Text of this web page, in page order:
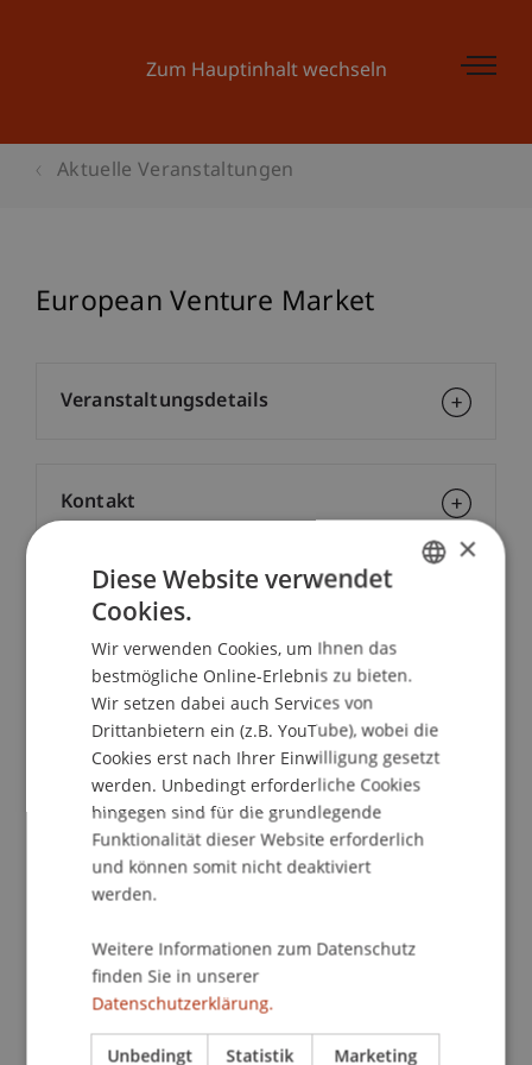
Zum Hauptinhalt wechseln
Aktuelle Veranstaltungen
European Venture Market
School/Professur:
An-Institut KMU Zentrum
Der European Venture Market (EVM) ist eine
Plattform, auf der sich Investoren und Kapital
suchende Unternehmen treffen und
kennenlernen können. Innovative Unternehmer
präsentieren sich und ihre Vorhaben vor
Investoren und einem breiten Fachpublikum. Es
geht um alle Finanzierungsfragen mit dem klaren
Fokus auf Eigenkapital für Unternehmen.
Neben den Unternehmenspräsentationen bieten
sich genügend Möglichkeiten zum „Netzwerken“,
so zum Beispiel in arrangierten Einzelgesprächen,
den Pausen sowie den Abendveranstaltungen.
Veranstaltungsdetails
Kontakt
×
Diese Website verwendet
Cookies.
Wir verwenden Cookies, um Ihnen das
bestmögliche Online-Erlebnis zu bieten.
Wir setzen dabei auch Services von
Drittanbietern ein (z.B. YouTube), wobei die
Cookies erst nach Ihrer Einwilligung gesetzt
werden. Unbedingt erforderliche Cookies
hingegen sind für die grundlegende
Funktionalität dieser Website erforderlich
und können somit nicht deaktiviert
werden.
Weitere Informationen zum Datenschutz
finden Sie in unserer
Datenschutzerklärung.
Unbedingt Statistik Marketing